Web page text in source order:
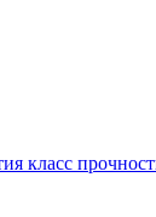
класс